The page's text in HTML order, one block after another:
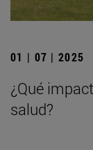
01 | 07 | 2025
¿Qué
salud?